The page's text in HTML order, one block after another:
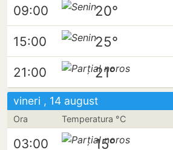
09:00 20°
15:00 25°
21:00 21°
vineri , 14 august
Ora Temperatura °C
03:00 15°